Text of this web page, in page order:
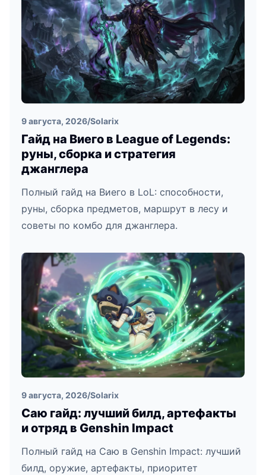
9 августа, 2026/Solarix
Гайд на Виего в League of Legends:
руны, сборка и стратегия
джанглера
Полный гайд на Виего в LoL: способности,
руны, сборка предметов, маршрут в лесу и
советы по комбо для джанглера.
9 августа, 2026/Solarix
Саю гайд: лучший билд, артефакты
и отряд в Genshin Impact
Полный гайд на Саю в Genshin Impact: лучший
билд, оружие, артефакты, приоритет